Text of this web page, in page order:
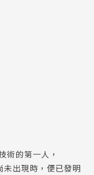
術的第一人，
未出現時，便已發明